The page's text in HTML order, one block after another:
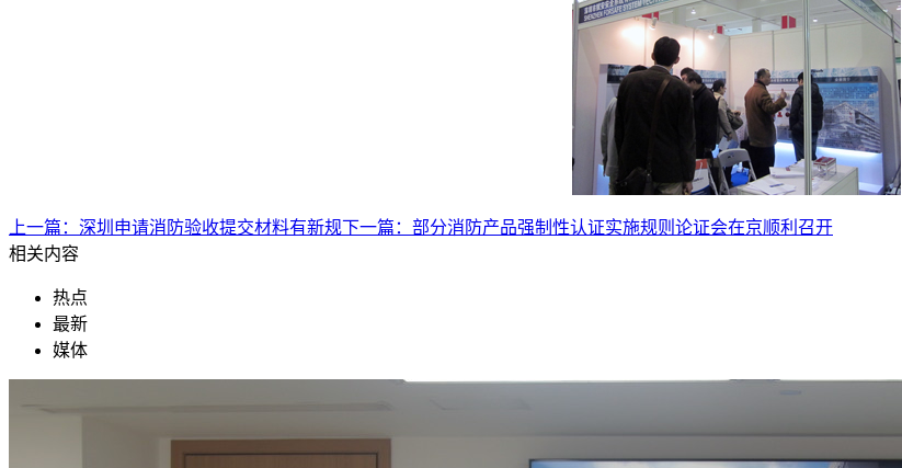
上一篇： 深圳申请消防验收提交材料有新规下一篇： 部分消防产品强制性认证实施规则论证会在京顺利召开
相关内容
热点
最新
媒体